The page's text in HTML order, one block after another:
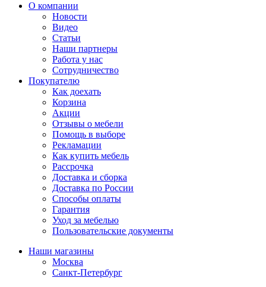
О компании
Новости
Видео
Статьи
Наши партнеры
Работа у нас
Сотрудничество
Покупателю
Как доехать
Корзина
Акции
Отзывы о мебели
Помощь в выборе
Рекламации
Как купить мебель
Рассрочка
Доставка и сборка
Доставка по России
Способы оплаты
Гарантия
Уход за мебелью
Пользовательские документы
Наши магазины
Москва
Санкт-Петербург